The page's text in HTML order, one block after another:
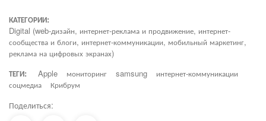
КАТЕГОРИИ:
Digital (web-дизайн, интернет-реклама и продвижение, интернет-
сообщества и блоги, интернет-коммуникации, мобильный маркетинг,
реклама на цифровых экранах)
ТЕГИ:
Apple мониторинг samsung
интернет-коммуникации
соцмедиа
Крибрум
Поделиться: